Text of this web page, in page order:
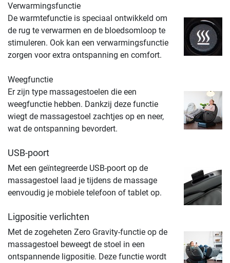
Verwarmingsfunctie
De warmtefunctie is speciaal ontwikkeld om
de rug te verwarmen en de bloedsomloop te
stimuleren. Ook kan een verwarmingsfunctie
zorgen voor extra ontspanning en comfort.
Weegfunctie
Er zijn type massagestoelen die een
weegfunctie hebben. Dankzij deze functie
wiegt de massagestoel zachtjes op en neer,
wat de ontspanning bevordert.
USB-poort
Met een geïntegreerde USB-poort op de
massagestoel laad je tijdens de massage
eenvoudig je mobiele telefoon of tablet op.
Ligpositie verlichten
Met de zogeheten Zero Gravity-functie op de
massagestoel beweegt de stoel in een
ontspannende ligpositie. Deze functie wordt